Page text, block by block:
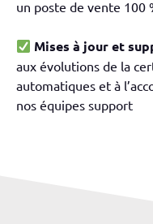
un poste de vente 100
Mises à jour et
aux évolutions de la
automatiques et à
nos équipes support